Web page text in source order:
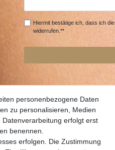
personenbezogene Daten
zu personalisieren, Medien
erfolgt erst
benennen.
erfolgen. Die Zustimmung
Hiermit bestätige ich, dass ich die
widerrufen.**